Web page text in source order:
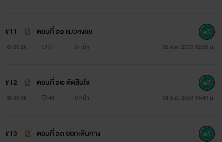
#11 ตอนที่ ๑๑ แมวหงอย
36.2k 61 0 หน้า 02 ก.ค. 2559 12:33 น.
#12 ตอนที่ ๑๒ ตัดสินใจ
36.9k 44 0 หน้า 03 ก.ค. 2559 14:40 น.
#13 ตอนที่ ๑๓ ออกเดินทาง